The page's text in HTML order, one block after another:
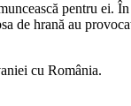
pentru ei.
de hrană au
cu România.